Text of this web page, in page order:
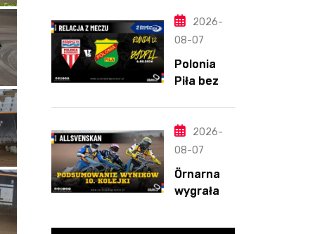
pomimo
straty
Kosmiczny
mecz
Ellisa
2026-
08-07
Polonia
Piła bez
y. „Gryfy”
z
dwunasty
m
zwycięstw
2026-
08-07
Örnarna
wygrała
zasadnicz